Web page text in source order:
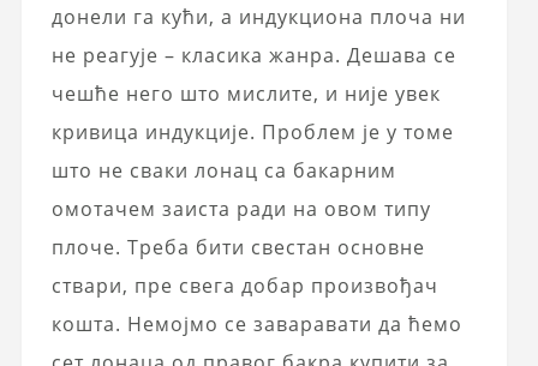
донели га кући, а индукциона плоча ни
не реагује – класика жанра. Дешава се
чешће него што мислите, и није увек
кривица индукције. Проблем је у томе
што не сваки лонац са бакарним
омотачем заиста ради на овом типу
плоче. Треба бити свестан основне
ствари, пре свега добар произвођач
кошта. Немојмо се заваравати да ћемо